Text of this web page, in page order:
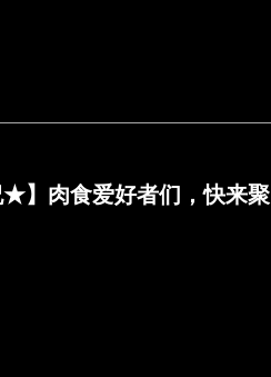
】肉食爱好者们，快来聚